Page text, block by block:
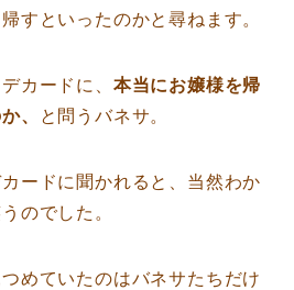
すといったのかと尋ねます。
カードに、 本当にお嬢様を帰
、
と問うバネサ。
ードに聞かれると、当然わか
のでした。
めていたのはバネサたちだけ